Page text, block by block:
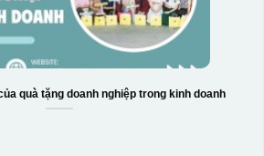
quà tặng doanh nghiệp trong kinh doanh